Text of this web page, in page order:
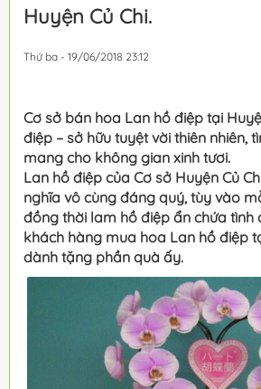
Huyện Củ Chi.
Thứ ba - 19/06/2018 23:12
Cơ sở bán hoa Lan hồ điệp tại
điệp – sở hữu tuyệt vời thiên nhiên,
mang cho không gian xinh tươi.
Lan hồ điệp của Cơ sở Huyện Củ
nghĩa vô cùng đáng quý, tùy vào
đồng thời lam hồ điệp ẩn chứa tình
khách hàng mua hoa Lan hồ điệp
dành tặng phần quà ấy.